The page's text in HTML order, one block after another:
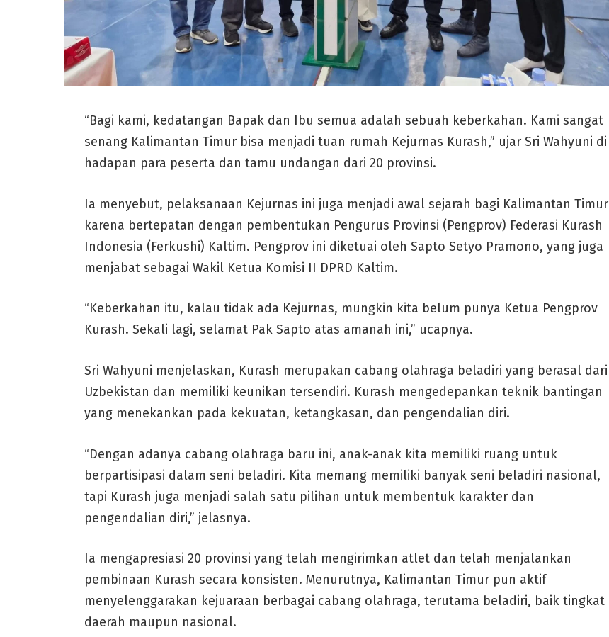
“Bagi kami, kedatangan Bapak dan Ibu semua adalah sebuah keberkahan. Kami sangat
senang Kalimantan Timur bisa menjadi tuan rumah Kejurnas Kurash,” ujar Sri Wahyuni di
hadapan para peserta dan tamu undangan dari 20 provinsi.
Ia menyebut, pelaksanaan Kejurnas ini juga menjadi awal sejarah bagi Kalimantan Timur
karena bertepatan dengan pembentukan Pengurus Provinsi (Pengprov) Federasi Kurash
Indonesia (Ferkushi) Kaltim. Pengprov ini diketuai oleh Sapto Setyo Pramono, yang juga
menjabat sebagai Wakil Ketua Komisi II DPRD Kaltim.
“Keberkahan itu, kalau tidak ada Kejurnas, mungkin kita belum punya Ketua Pengprov
Kurash. Sekali lagi, selamat Pak Sapto atas amanah ini,” ucapnya.
Sri Wahyuni menjelaskan, Kurash merupakan cabang olahraga beladiri yang berasal dari
Uzbekistan dan memiliki keunikan tersendiri. Kurash mengedepankan teknik bantingan
yang menekankan pada kekuatan, ketangkasan, dan pengendalian diri.
“Dengan adanya cabang olahraga baru ini, anak-anak kita memiliki ruang untuk
berpartisipasi dalam seni beladiri. Kita memang memiliki banyak seni beladiri nasional,
tapi Kurash juga menjadi salah satu pilihan untuk membentuk karakter dan
pengendalian diri,” jelasnya.
Ia mengapresiasi 20 provinsi yang telah mengirimkan atlet dan telah menjalankan
pembinaan Kurash secara konsisten. Menurutnya, Kalimantan Timur pun aktif
menyelenggarakan kejuaraan berbagai cabang olahraga, terutama beladiri, baik tingkat
daerah maupun nasional.